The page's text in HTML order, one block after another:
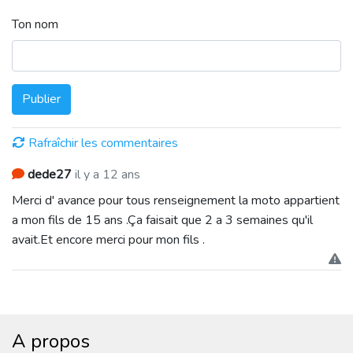
Ton nom
Publier
Rafraîchir les commentaires
dede27il y a 12 ans
Merci d' avance pour tous renseignement la moto appartient
a mon fils de 15 ans .Ça faisait que 2 a 3 semaines qu'il
avait.Et encore merci pour mon fils .
A propos